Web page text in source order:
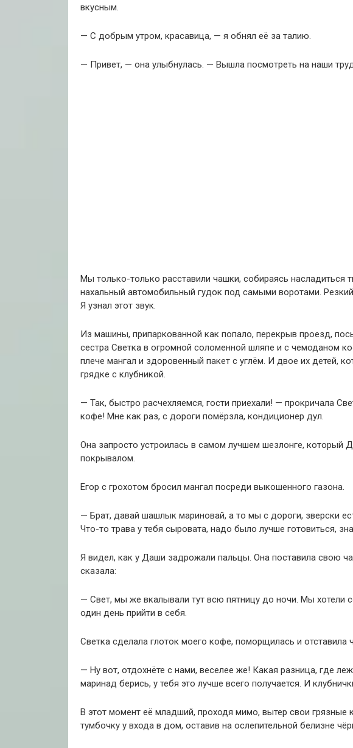
вкусным.
— С добрым утром, красавица, — я обнял её за талию.
— Привет, — она улыбнулась. — Вышла посмотреть на наши
Мы только-только расставили чашки, собираясь насладиться
нахальный автомобильный гудок под самыми воротами.
Я узнал этот звук.
Из машины, припаркованной как попало, перекрыв проезд,
сестра Светка в огромной соломенной шляпе и с чемоданом
плече мангал и здоровенный пакет с углём. И двое их детей,
грядке с клубникой.
— Так, быстро расчехляемся, гости приехали! — прокричала
кофе! Мне как раз, с дороги помёрзла, кондиционер дул.
Она запросто устроилась в самом лучшем шезлонге, который
покрывалом.
Егор с грохотом бросил мангал посреди выкошенного газона.
— Брат, давай шашлык мариновай, а то мы с дороги, зверски
Что-то трава у тебя сыровата, надо было лучше готовиться,
Я видел, как у Даши задрожали пальцы. Она поставила свою
сказала:
— Свет, мы же вкалывали тут всю пятницу до ночи. Мы хотели
один день прийти в себя.
Светка сделала глоток моего кофе, поморщилась и отставила
— Ну вот, отдохнёте с нами, веселее же! Какая разница, где
маринад берись, у тебя это лучше всего получается. И
В этот момент её младший, проходя мимо, вытер свои грязные
тумбочку у входа в дом, оставив на ослепительной белизне